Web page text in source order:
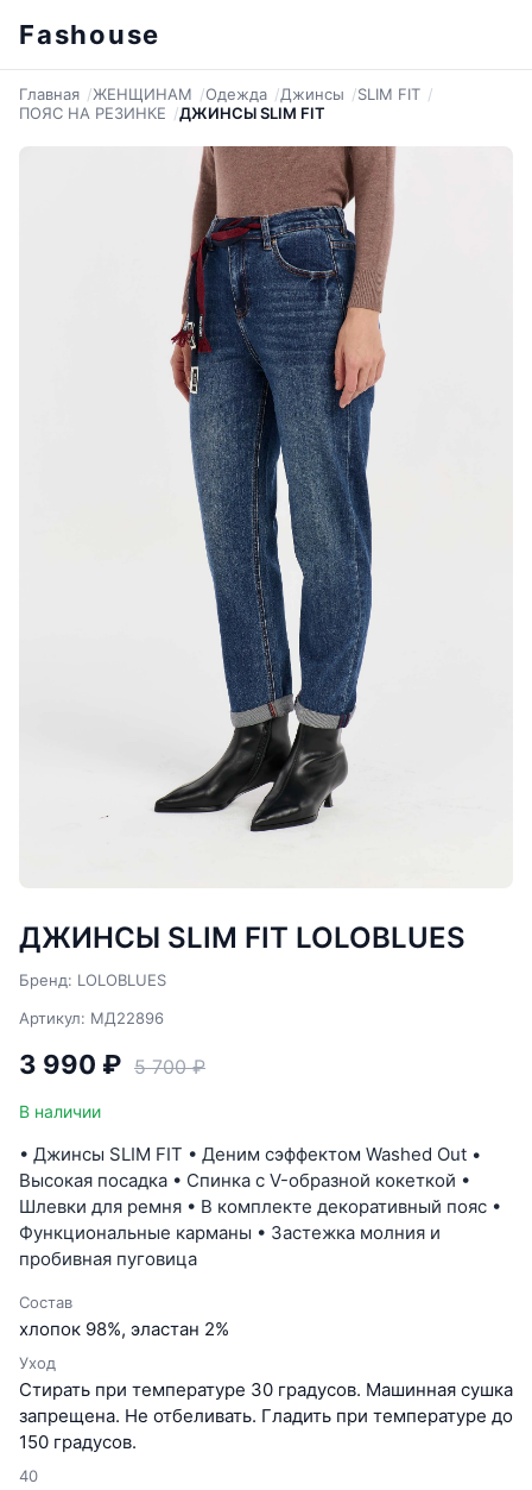
Fashouse
Главная ЖЕНЩИНАМ Одежда Джинсы
SLIM FIT
ПОЯС НА РЕЗИНКЕ
ДЖИНСЫ SLIM FIT
ДЖИНСЫ SLIM FIT LOLOBLUES
Бренд: LOLOBLUES
Артикул: МД22896
3 990 ₽ 5 700 ₽
В наличии
• Джинсы SLIM FIT • Деним cэффектом Washed Out •
Высокая посадка • Спинка с V-образной кокеткой •
Шлевки для ремня • В комплекте декоративный пояс •
Функциональные карманы • Застежка молния и
пробивная пуговица
Состав
хлопок 98%, эластан 2%
Уход
Стирать при температуре 30 градусов. Машинная сушка
запрещена. Не отбеливать. Гладить при температуре до
150 градусов.
40